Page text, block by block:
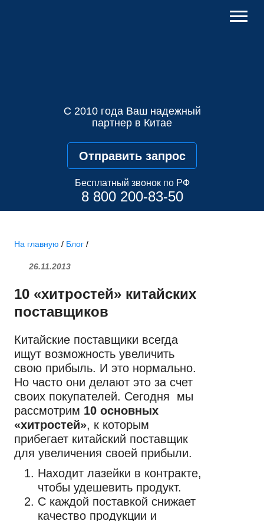
С 2010 года Ваш надежный
партнер в Китае
Отправить запрос
Бесплатный звонок по РФ
8 800 200-83-50
На главную / Блог /
26.11.2013
10 «хитростей» китайских
поставщиков
Китайские поставщики всегда
ищут возможность увеличить
свою прибыль. И это нормально.
Но часто они делают это за счет
своих покупателей. Сегодня мы
рассмотрим 10 основных
«хитростей», к которым
прибегает китайский поставщик
для увеличения своей прибыли.
Находит лазейки в контракте,
чтобы удешевить продукт.
С каждой поставкой снижает
качество продукции и